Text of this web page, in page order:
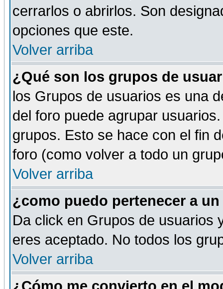
cerrarlos o abrirlos. Son
opciones que este.
Volver arriba
¿Qué son los grupos de
los Grupos de usuarios es una
del foro puede agrupar
grupos. Esto se hace con el fin
foro (como volver a todo un
Volver arriba
¿como puedo pertenecer a
Da click en Grupos de usuarios
eres aceptado. No todos los
Volver arriba